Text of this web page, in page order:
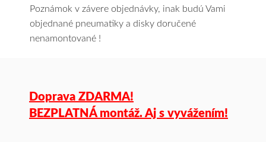
Poznámok v závere objednávky, inak budú Vami
objednané pneumatiky a disky doručené
nenamontované !
Doprava ZDARMA!
BEZPLATNÁ montáž. Aj s vyvážením!